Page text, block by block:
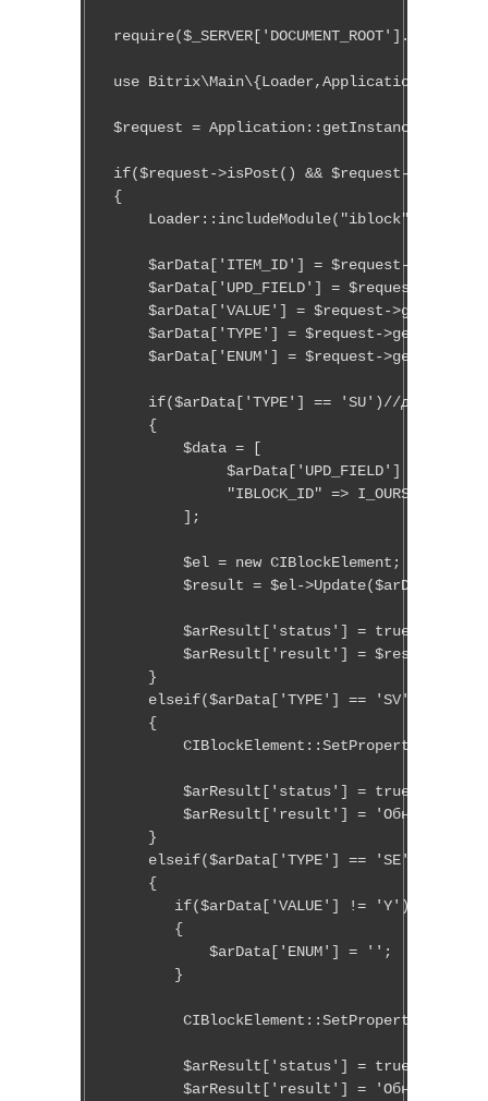
require($_SERVER['DOCUMENT_ROOT'].'/
use Bitrix\Main\{Loader,Application};
$request = Application::getInstance()-
if($request->isPost() && $request-
{
    Loader::includeModule("iblock");
$arData['ITEM_ID'] = $request-
$arData['UPD_FIELD'] = $request-
$arData['VALUE'] = $request-
$arData['TYPE'] = $request-
$arData['ENUM'] = $request-
if($arData['TYPE'] == 'SU')//для полей
    {
        $data = [
$arData['UPD_FIELD'] =>
             "IBLOCK_ID" => I_OURSHOPS,
        ];
        $el = new CIBlockElement;
$result = $el-
        $arResult['status'] = true;
$arResult['result'] =
    }
elseif($arData['TYPE'] == 'SV')//для
    {
        $arResult['status'] = true;
$arResult['result'] =
    }
elseif($arData['TYPE'] == 'SE')//для
    {
       if($arData['VALUE'] != 'Y')
       {
           $arData['ENUM'] = '';
       }
        $arResult['status'] = true;
$arResult['result'] =